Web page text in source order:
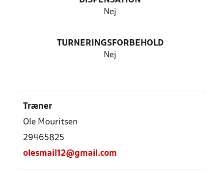
Nej
TURNERINGSFORBEHOLD
Nej
Træner
Ole Mouritsen
29465825
olesmail12@gmail.com